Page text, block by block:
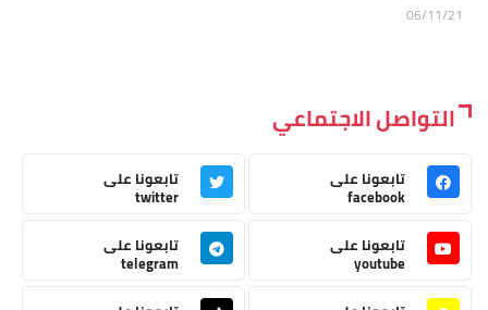
06/11/21
التواصل الاجتماعي
تابعونا على
facebook
تابعونا على
twitter
تابعونا على
youtube
تابعونا على
telegram